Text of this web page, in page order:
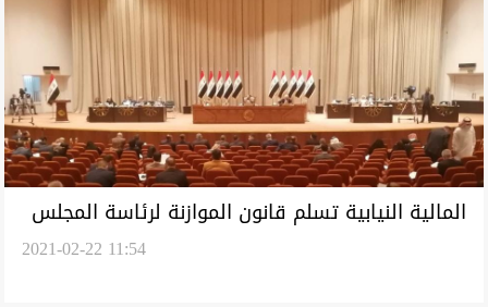
المالية النيابية تسلم قانون الموازنة لرئاسة المجلس
2021-02-22 11:54